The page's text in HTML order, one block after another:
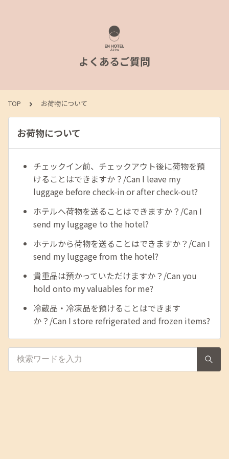
よくあるご質問
TOP お荷物について
お荷物について
チェックイン前、チェックアウト後に荷物を預
けることはできますか？/Can I leave my
luggage before check-in or after check-out?
ホテルへ荷物を送ることはできますか？/Can I
send my luggage to the hotel?
ホテルから荷物を送ることはできますか？/Can I
send my luggage from the hotel?
貴重品は預かっていただけますか？/Can you
hold onto my valuables for me?
冷蔵品・冷凍品を預けることはできます
か？/Can I store refrigerated and frozen items?